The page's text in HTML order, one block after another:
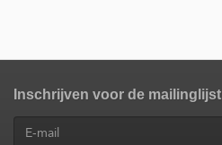
Inschrijven voor de mailinglijst